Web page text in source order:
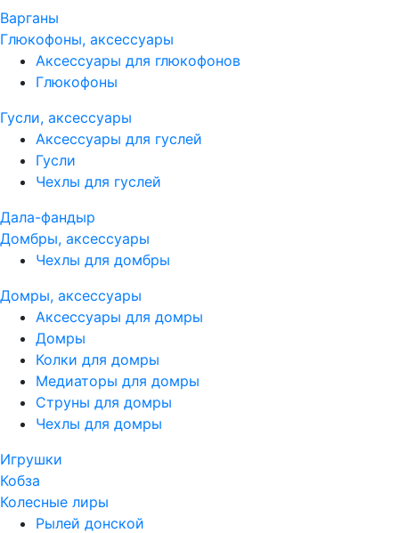
Варганы
Глюкофоны, аксессуары
Аксессуары для глюкофонов
Глюкофоны
Гусли, аксессуары
Аксессуары для гуслей
Гусли
Чехлы для гуслей
Дала-фандыр
Домбры, аксессуары
Чехлы для домбры
Домры, аксессуары
Аксессуары для домры
Домры
Колки для домры
Медиаторы для домры
Струны для домры
Чехлы для домры
Игрушки
Кобза
Колесные лиры
Рылей донской